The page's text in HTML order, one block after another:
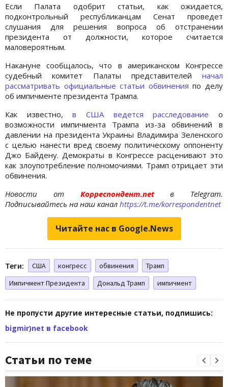
Если Палата одобрит статьи, как ожидается,
подконтрольный республиканцам Сенат проведет
слушания для решения вопроса об отстранении
президента от должности, которое считается
маловероятным.
Накануне сообщалось, что в американском Конгрессе
судебный комитет Палаты представителей начал
рассматривать официальные статьи обвинения по делу
об импичменте президента Трампа.
Как известно,в США ведется расследование о
возможности импичмента Трампа из-за обвинений в
давлении на президента Украины Владимира Зеленского
с целью нанести вред своему политическому оппоненту
Джо Байдену. Демократы в Конгрессе расценивают это
как злоупотребление полномочиями. Трамп отрицает эти
обвинения.
Новости отКорреспондент.netв Telegram.
Подписывайтесь на наш канал https://t.me/korrespondentnet
Читайте нас в Google.News
Теги: США конгресс обвинения
Трамп
Импичмент Президента
Дональд Трамп импичмент
Не пропусти другие интересные статьи, подпишись:
bigmir)net в facebook
Статьи по теме